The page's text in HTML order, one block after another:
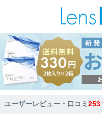
ユーザーレビュー・口コミ253